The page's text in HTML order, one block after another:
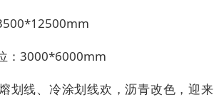
：3000*6000mm
划线、冷涂划线欢，沥青改色，迎来